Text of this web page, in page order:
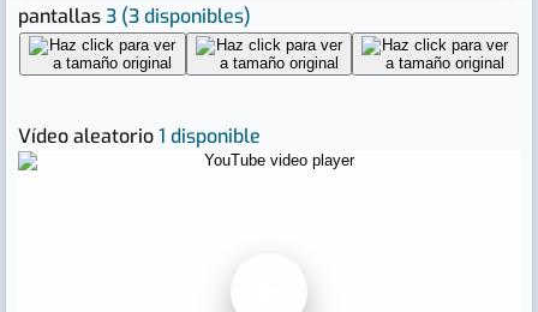
pantallas3 (3 disponibles)
Vídeo aleatorio1 disponible